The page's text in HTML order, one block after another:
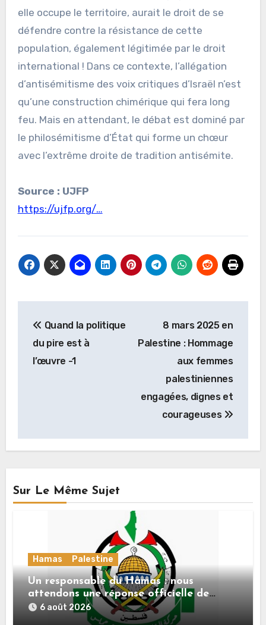
elle occupe le territoire, aurait le droit de se
défendre contre la résistance de cette
population, également légitimée par le droit
international ! Dans ce contexte, l’allégation
d’antisémitisme des voix critiques d’Israël n’est
qu’une construction chimérique qui fera long
feu. Mais en attendant, le débat est dominé par
le philosémitisme d’État qui forme un chœur
avec l’extrême droite de tradition antisémite.
Source : UJFP
https://ujfp.org/…
de
l’article
Quand la politique
du pire est à
l’œuvre -1
8 mars 2025 en
Palestine : Hommage
aux femmes
palestiniennes
engagées, dignes et
courageuses
Sur Le Même Sujet
Hamas Palestine
Un responsable du Hamas : nous
attendons une réponse officielle de
Mladenov concernant la feuille de route
de la deuxième phase de l’accord
6 août 2026